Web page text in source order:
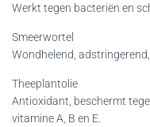
Werkt tegen bacteriën en
Smeerwortel
Wondhelend,
Theeplantolie
Antioxidant, beschermt
vitamine A, B en E.